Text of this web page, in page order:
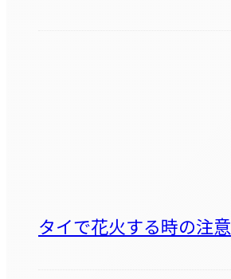
タイで花火する時の注意